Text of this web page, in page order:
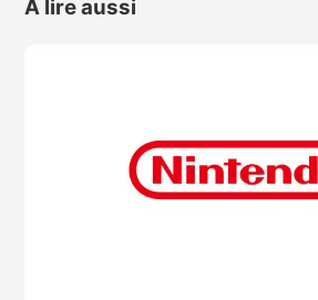
À lire aussi